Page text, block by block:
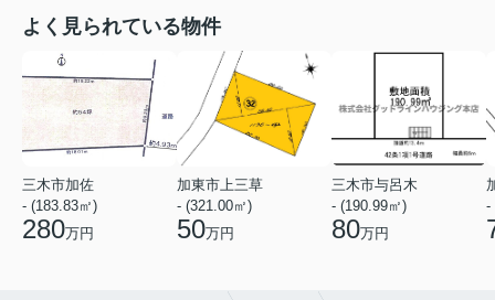
よく見られている物件
三木市加佐
- (183.83㎡)
280万円
加東市上三草
- (321.00㎡)
50万円
三木市与呂木
- (190.99㎡)
80万円
-